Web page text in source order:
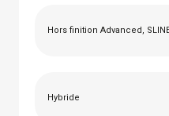
Hors finition Advanced,
Hybride